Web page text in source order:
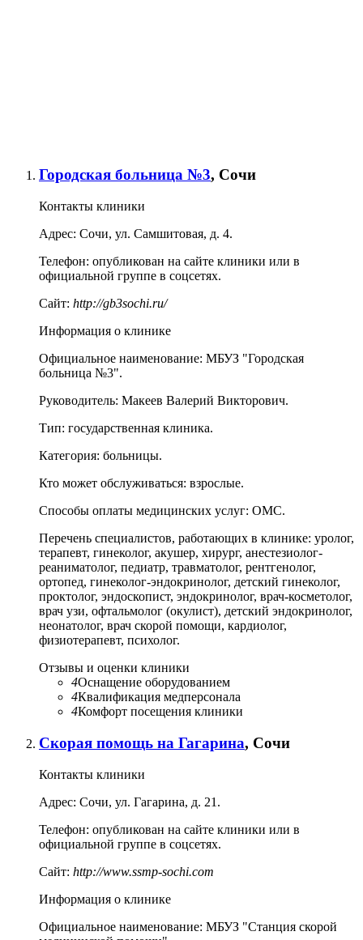
Городская больница №3, Сочи
Контакты клиники
Адрес: Сочи, ул. Самшитовая, д. 4.
Телефон: опубликован на сайте клиники или в
официальной группе в соцсетях.
Сайт: http://gb3sochi.ru/
Информация о клинике
Официальное наименование: МБУЗ "Городская
больница №3".
Руководитель: Макеев Валерий Викторович.
Тип: государственная клиника.
Категория: больницы.
Кто может обслуживаться: взрослые.
Способы оплаты медицинских услуг: ОМС.
Перечень специалистов, работающих в клинике: уролог,
терапевт, гинеколог, акушер, хирург, анестезиолог-
реаниматолог, педиатр, травматолог, рентгенолог,
ортопед, гинеколог-эндокринолог, детский гинеколог,
проктолог, эндоскопист, эндокринолог, врач-косметолог,
врач узи, офтальмолог (окулист), детский эндокринолог,
неонатолог, врач скорой помощи, кардиолог,
физиотерапевт, психолог.
Отзывы и оценки клиники
4Оснащение оборудованием
4Квалификация медперсонала
4Комфорт посещения клиники
Скорая помощь на Гагарина, Сочи
Контакты клиники
Адрес: Сочи, ул. Гагарина, д. 21 .
Телефон: опубликован на сайте клиники или в
официальной группе в соцсетях.
Сайт: http://www.ssmp-sochi.com
Информация о клинике
Официальное наименование: МБУЗ "Станция скорой